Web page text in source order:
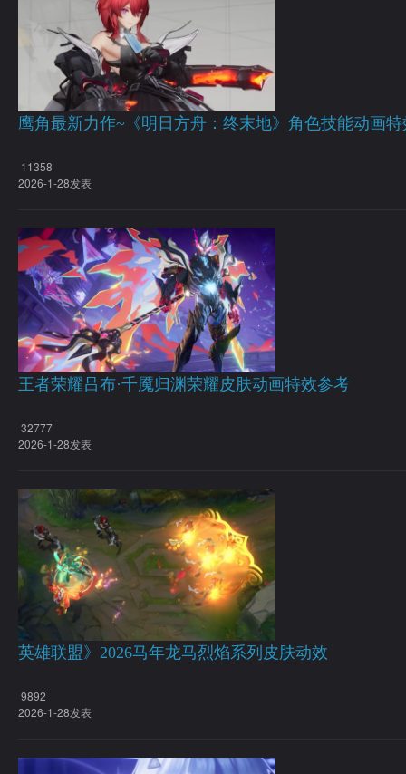
鹰角最新力作~《明日方舟：终末地》角色技能动画
11358
2026-1-28发表
王者荣耀吕布·千魇归渊荣耀皮肤动画特效参考
32777
2026-1-28发表
英雄联盟》2026马年龙马烈焰系列皮肤动效
9892
2026-1-28发表